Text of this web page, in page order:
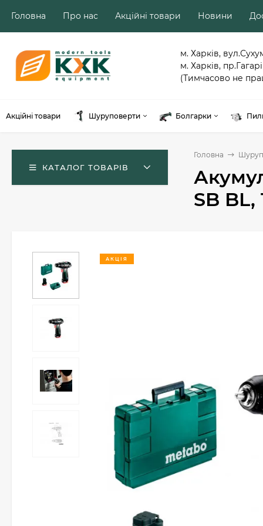
Головна Про нас Акційні товари Новини
м. Харків,
м. Харків,
(Тимчасово не
Акційні товари Шуруповерти Болгарки
КАТАЛОГ ТОВАРІВ
Головна
SB BL,
АКЦІЯ